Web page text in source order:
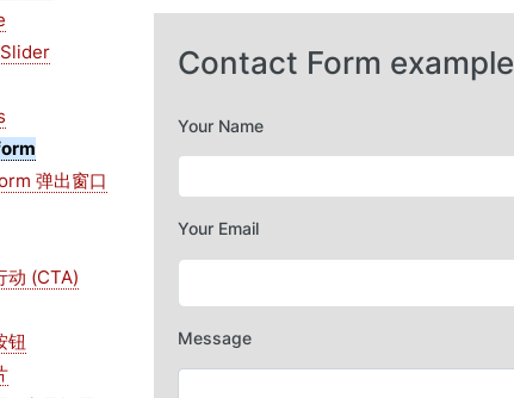
弹出窗口
动 (CTA)
钮
Contact Form example
Your Name
Your Email
Message